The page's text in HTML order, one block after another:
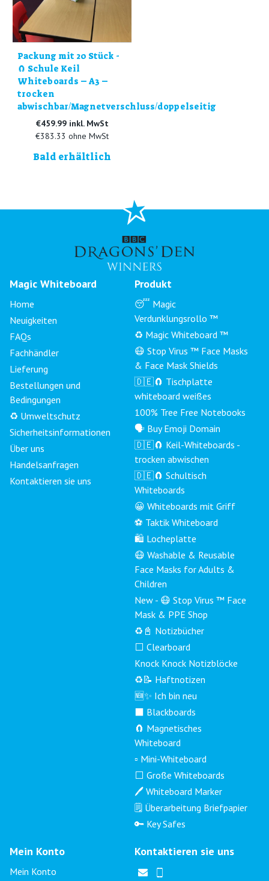
Packung mit 20 Stück -
🧲 Schule Keil
Whiteboards – A3 –
trocken
abwischbar/Magnetverschluss/doppelseitig
€459.99 inkl. MwSt
€383.33 ohne MwSt
Bald erhältlich
Magic Whiteboard
Home
Neuigkeiten
FAQs
Fachhändler
Lieferung
Bestellungen und
Bedingungen
♻️ Umweltschutz
Sicherheitsinformationen
Über uns
Handelsanfragen
Kontaktieren sie uns
Produkt
😴 Magic
Verdunklungsrollo ™
♻️ Magic Whiteboard ™
😷 Stop Virus ™ Face Masks
& Face Mask Shields
🇩🇪🧲 Tischplatte
whiteboard weißes
100% Tree Free Notebooks
🗣 Buy Emoji Domain
🇩🇪🧲 Keil-Whiteboards -
trocken abwischen
🇩🇪🧲 Schultisch
Whiteboards
😀 Whiteboards mit Griff
⚽ Taktik Whiteboard
🛍️ Locheplatte
😷 Washable & Reusable
Face Masks for Adults &
Children
New - 😷 Stop Virus ™ Face
Mask & PPE Shop
♻️📓 Notizbücher
⬜ Clearboard
Knock Knock Notizblöcke
♻️📝 Haftnotizen
🆕✨ Ich bin neu
⬛ Blackboards
🧲 Magnetisches
Whiteboard
▫️ Mini-Whiteboard
⬜ Große Whiteboards
🖊️ Whiteboard Marker
🗒️ Überarbeitung Briefpapier
🔑 Key Safes
Mein Konto
Mein Konto
Kontaktieren sie uns